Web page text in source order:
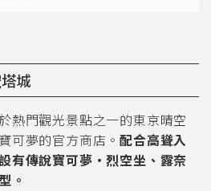
城
熱門觀光景點之一的東京晴空
可夢的官方商店。配合高聳入
有傳說寶可夢・烈空坐、露奈
。